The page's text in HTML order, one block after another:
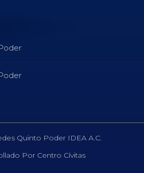
Quinto Poder IDEA A.C.
Por Centro Cívitas